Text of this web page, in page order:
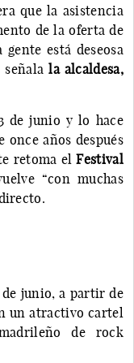
que la asistencia
de la oferta de
está deseosa
la alcaldesa,
de junio y lo hace
once años después
retoma elFestival
“con muchas
de junio, a partir de
un atractivo cartel
de rock